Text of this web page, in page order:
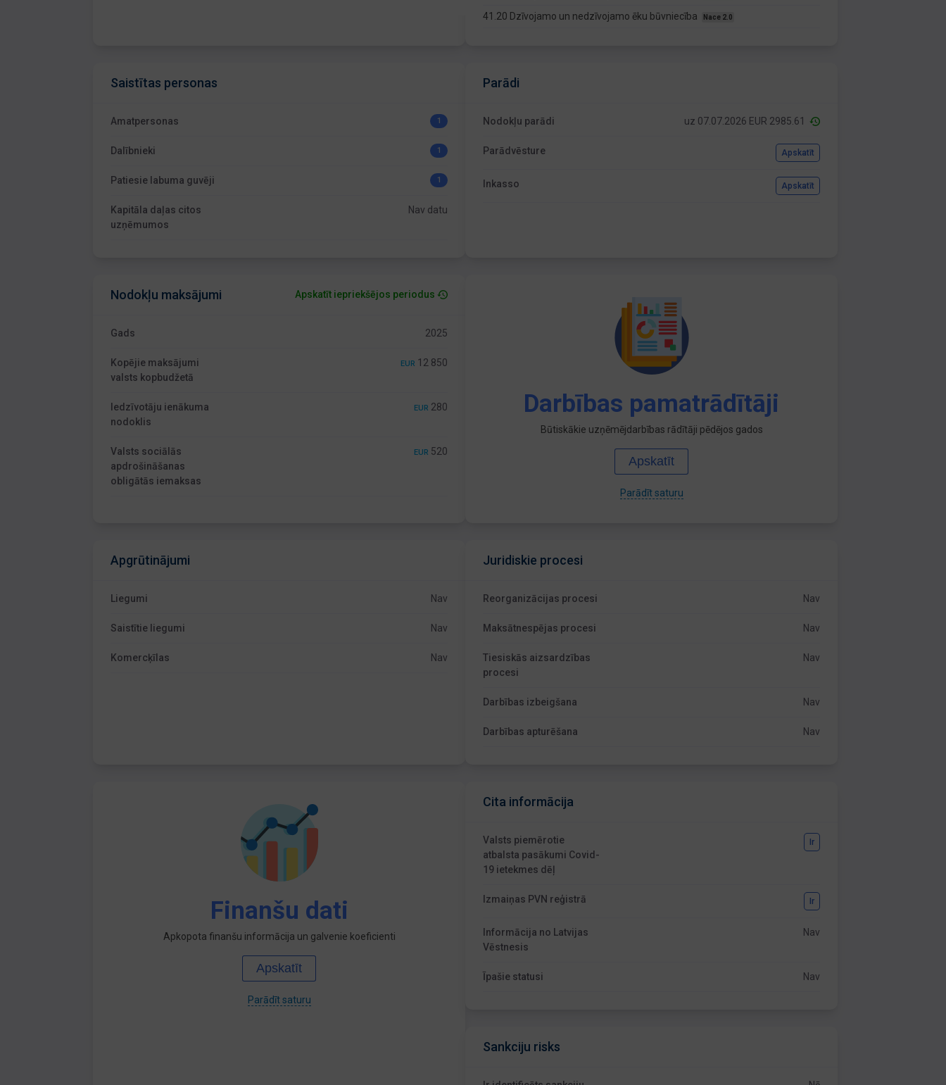
41.20 Dzīvojamo un nedzīvojamo ēku būvniecība Nace 2.0
Saistītas personas
Amatpersonas 1
Dalībnieki 1
Patiesie labuma guvēji 1
Kapitāla daļas citos
uzņēmumos
Nav datu
Parādi
Nodokļu parādi uz 07.07.2026 EUR 2985.61
Parādvēsture Apskatīt
Inkasso Apskatīt
Nodokļu maksājumi Apskatīt iepriekšējos periodus
Gads 2025
Kopējie maksājumi
valsts kopbudžetā
EUR 12 850
Iedzīvotāju ienākuma
nodoklis
EUR 280
Valsts sociālās
apdrošināšanas
obligātās iemaksas
EUR 520
Darbības pamatrādītāji
Būtiskākie uzņēmējdarbības rādītāji pēdējos gados
Apskatīt
Parādīt saturu
Apgrūtinājumi
Liegumi Nav
Saistītie liegumi Nav
Komercķīlas Nav
Juridiskie procesi
Reorganizācijas procesi Nav
Maksātnespējas procesi Nav
Tiesiskās aizsardzības
procesi
Nav
Darbības izbeigšana Nav
Darbības apturēšana Nav
Finanšu dati
Apkopota finanšu informācija un galvenie koeficienti
Apskatīt
Parādīt saturu
Cita informācija
Valsts piemērotie
atbalsta pasākumi Covid-
19 ietekmes dēļ
Ir
Izmaiņas PVN reģistrā Ir
Informācija no Latvijas
Vēstnesis
Nav
Īpašie statusi Nav
Sankciju risks